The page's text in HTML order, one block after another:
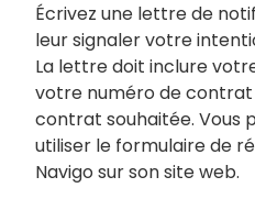
Écrivez une lettre de
leur signaler votre
La lettre doit inclure
votre numéro de
contrat souhaitée. Vous
utiliser le formulaire de
Navigo sur son site web.